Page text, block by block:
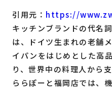
引用元： https://
キッチンブランドの代名
は、ドイツ生まれの老舗
イパンをはじめとした高
り、世界中の料理人から
ららぽーと福岡店では、